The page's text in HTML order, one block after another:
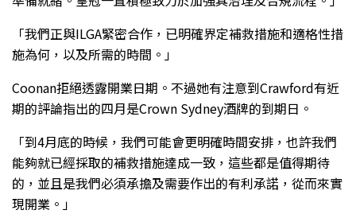
「我們正與ILGA緊密合作，已明確界定補救措施和適格性措
施為何，以及所需的時間。」
Coonan拒絕透露開業日期。不過她有注意到Crawford有近
期的評論指出的四月是Crown Sydney酒牌的到期日。
「到4月底的時候，我們可能會更明確時間安排，也許我們
能夠就已經採取的補救措施達成一致，這些都是值得期待
的，並且是我們必須承擔及需要作出的有利承諾，從而來實
現開業。」